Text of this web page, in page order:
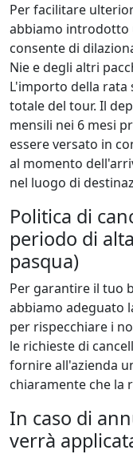
Per facilitare
abbiamo introdotto
consente di
Nie e degli altri
L'importo della rata
totale del tour. Il
mensili nei 6 mesi
essere versato in
al momento
nel luogo di
Politica di
periodo di
pasqua)
Per garantire il tuo
abbiamo adeguato
per rispecchiare i
le richieste di
fornire all'azienda
chiaramente che la
In caso di
verrà